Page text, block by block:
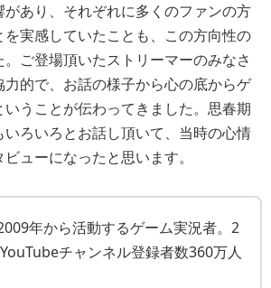
あり、それぞれに多くのファンの方
実感していたことも、この方向性の
ご登場頂いたストリーマーのみなさ
的で、お話の様子から心の底からゲ
うことが伝わってきました。思春期
ろいろとお話し頂いて、当時の心情
ューになったと思います。
年から活動するゲーム実況者。2
チャンネル登録者数360万人